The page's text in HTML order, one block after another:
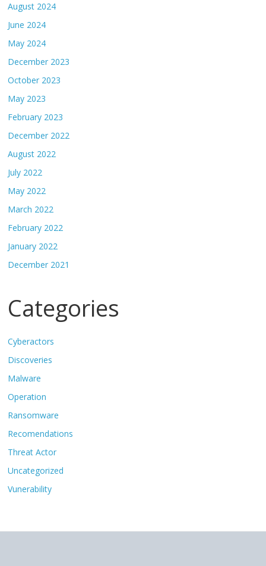
August 2024
June 2024
May 2024
December 2023
October 2023
May 2023
February 2023
December 2022
August 2022
July 2022
May 2022
March 2022
February 2022
January 2022
December 2021
Categories
Cyberactors
Discoveries
Malware
Operation
Ransomware
Recomendations
Threat Actor
Uncategorized
Vunerability